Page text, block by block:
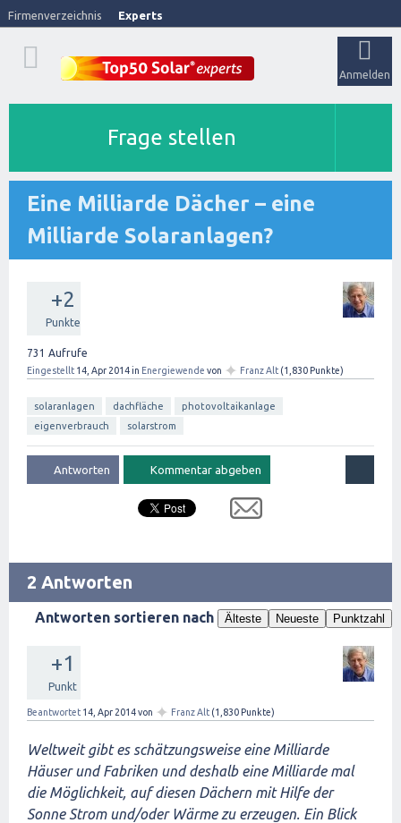
Firmenverzeichnis Experts
Anmelden
Frage stellen
Eine Milliarde Dächer – eine
Milliarde Solaranlagen?
+2
Punkte
731 Aufrufe
Eingestellt 14, Apr 2014in Energiewende von ✦ Franz Alt (1,830 Punkte)
solaranlagen dachfläche
photovoltaikanlage
eigenverbrauch
solarstrom
2 Antworten
Antworten sortieren nach Älteste Neueste Punktzahl
+1
Punkt
Beantwortet 14, Apr 2014von ✦ Franz Alt (1,830 Punkte)
Weltweit gibt es schätzungsweise eine Milliarde
Häuser und Fabriken und deshalb eine Milliarde mal
die Möglichkeit, auf diesen Dächern mit Hilfe der
Sonne Strom und/oder Wärme zu erzeugen. Ein Blick